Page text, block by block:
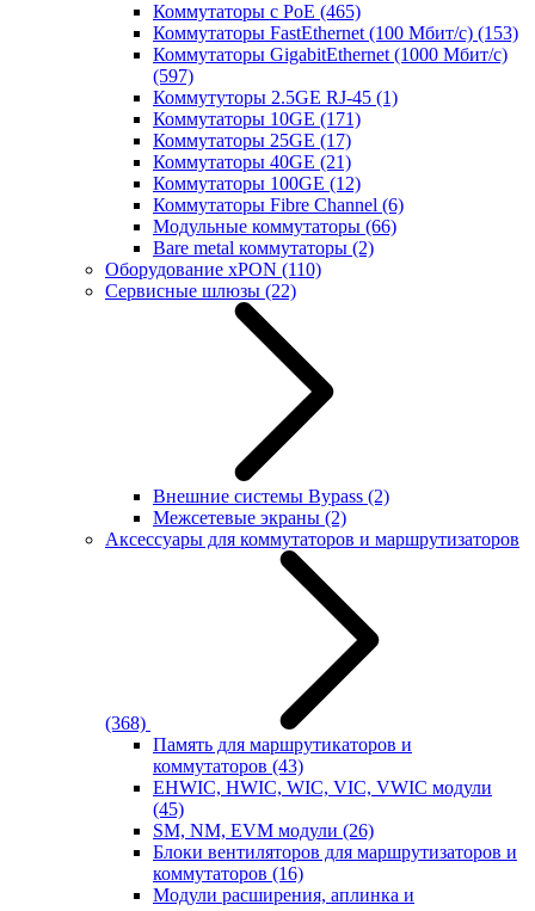
Коммутаторы с PoE (465)
Коммутаторы FastEthernet (100 Мбит/с) (153)
Коммутаторы GigabitEthernet (1000 Мбит/с)
(597)
Коммутуторы 2.5GE RJ-45 (1)
Коммутаторы 10GE (171)
Коммутаторы 25GE (17)
Коммутаторы 40GE (21)
Коммутаторы 100GE (12)
Коммутаторы Fibre Channel (6)
Модульные коммутаторы (66)
Bare metal коммутаторы (2)
Оборудование xPON (110)
Сервисные шлюзы (22)
Внешние системы Bypass (2)
Межсетевые экраны (2)
Аксессуары для коммутаторов и маршрутизаторов
(368)
Память для маршрутикаторов и
коммутаторов (43)
EHWIC, HWIC, WIC, VIC, VWIC модули
(45)
SM, NM, EVM модули (26)
Блоки вентиляторов для маршрутизаторов и
коммутаторов (16)
Модули расширения, аплинка и